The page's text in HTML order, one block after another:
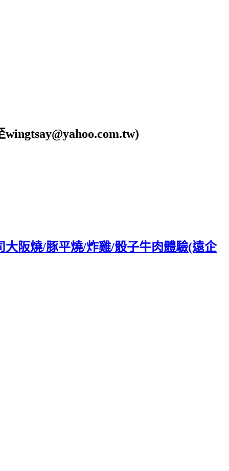
阪燒/豚平燒/炸雞/骰子牛肉體驗(遠企